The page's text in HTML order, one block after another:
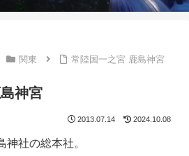
関東 常陸国一之宮 鹿島神宮
神宮
2013.07.14 2024.10.08
社の総本社。